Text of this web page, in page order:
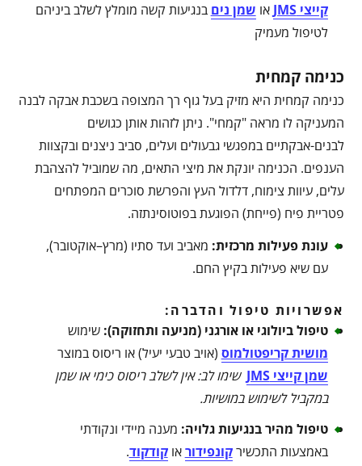
קייצי JMS
או שמן נים בנגיעות קשה מומלץ לשלב ביניהם
לטיפול מעמיק
כנימה קמחית
כנימה קמחית היא מזיק בעל גוף רך המצופה בשכבת אבקה לבנה
המעניקה לו מראה "קמחי". ניתן לזהות אותן כגושים
לבנים-אבקתיים במפגשי גבעולים ועלים, סביב ניצנים ובקצוות
הענפים. הכנימה יונקת את מיצי התאים, מה שמוביל להצהבת
עלים, עיוות צימוח, דלדול העץ והפרשת סוכרים המפתחים
פטריית פיח (פייחת) הפוגעת בפוטוסינתזה.
עונת פעילות מרכזית: מאביב ועד סתיו (מרץ–אוקטובר),
עם שיא פעילות בקיץ החם.
אפשרויות טיפול והדברה:
טיפול ביולוגי או אורגני (מניעה ותחזוקה): שימוש
מושית קריפטולמוס (אויב טבעי יעיל) או ריסוס במוצר
שמן קייצי JMS
שימו לב: אין לשלב ריסוס כימי או שמן
במקביל לשימוש במושיות.
טיפול מהיר בנגיעות גלויה: מענה מיידי ונקודתי
באמצעות התכשירקונפידוראוקודקוד.